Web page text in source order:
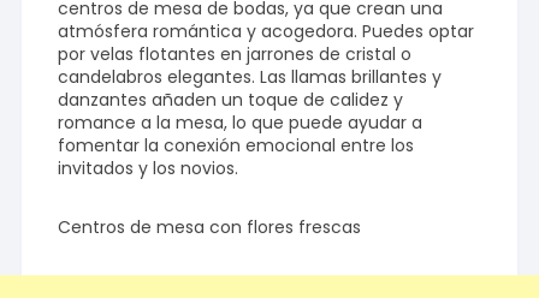
centros de mesa de bodas, ya que crean una
atmósfera romántica y acogedora. Puedes optar
por velas flotantes en jarrones de cristal o
candelabros elegantes. Las llamas brillantes y
danzantes añaden un toque de calidez y
romance a la mesa, lo que puede ayudar a
fomentar la conexión emocional entre los
invitados y los novios.
Centros de mesa con flores frescas